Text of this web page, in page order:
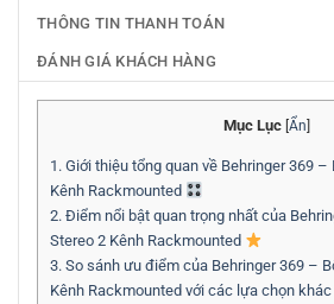
THÔNG TIN THANH TOÁN
ĐÁNH GIÁ KHÁCH HÀNG
Mục Lục Ẩn
1. Giới thiệu tổng quan về Behringer 369 –
Kênh Rackmounted
2. Điểm nổi bật quan trọng nhất của
Stereo 2 Kênh Rackmounted
3. So sánh ưu điểm của Behringer 369 –
Kênh Rackmounted với các lựa chọn